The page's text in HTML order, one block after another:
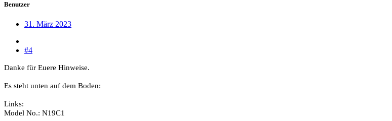
Benutzer
31. März 2023
#4
Danke für Euere Hinweise.
Es steht unten auf dem Boden:
Links:
Model No.: N19C1